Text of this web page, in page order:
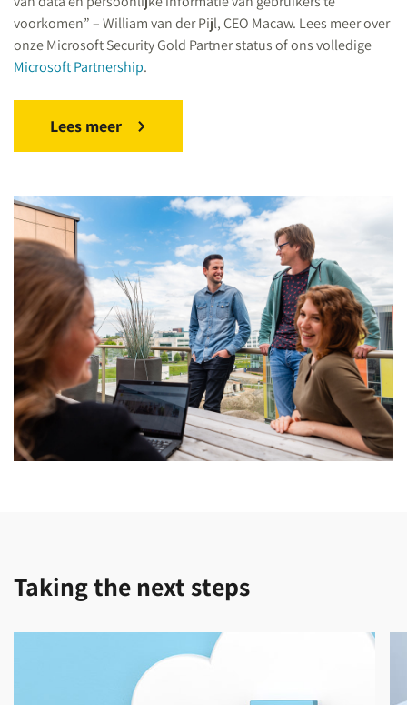
voorkomen” – William van der Pijl, CEO Macaw. Lees meer over
onze Microsoft Security Gold Partner status of ons volledige
Microsoft Partnership.
Lees meer
Taking the next steps